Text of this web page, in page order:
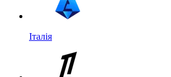
Італія